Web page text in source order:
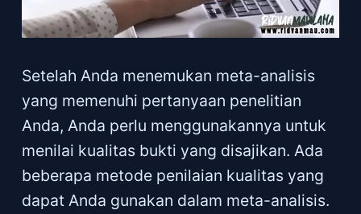
Setelah Anda menemukan meta-analisis
yang memenuhi pertanyaan penelitian
Anda, Anda perlu menggunakannya untuk
menilai kualitas bukti yang disajikan. Ada
beberapa metode penilaian kualitas yang
dapat Anda gunakan dalam meta-analisis.